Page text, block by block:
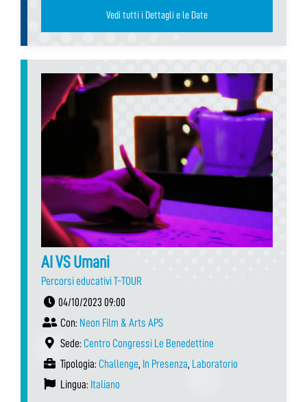
Vedi tutti i Dettagli e le Date
AI VS Umani
Percorsi educativi T-TOUR
04/10/2023 09:00
Con: Neon Film & Arts APS
Sede: Centro Congressi Le Benedettine
Tipologia: Challenge, In Presenza, Laboratorio
Lingua: Italiano